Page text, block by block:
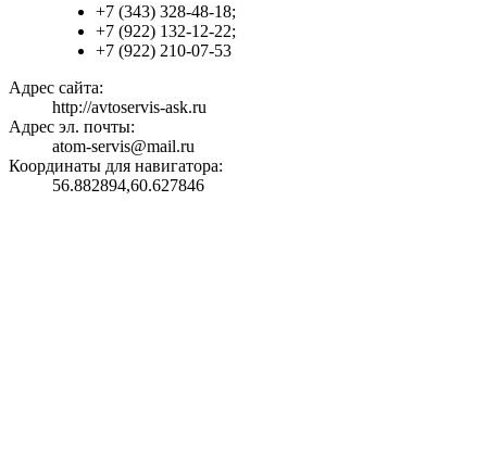
+7 (343) 328-48-18;
+7 (922) 132-12-22;
+7 (922) 210-07-53
Адрес сайта:
http://avtoservis-ask.ru
Адрес эл. почты:
atom-servis@mail.ru
Координаты для навигатора:
56.882894,60.627846